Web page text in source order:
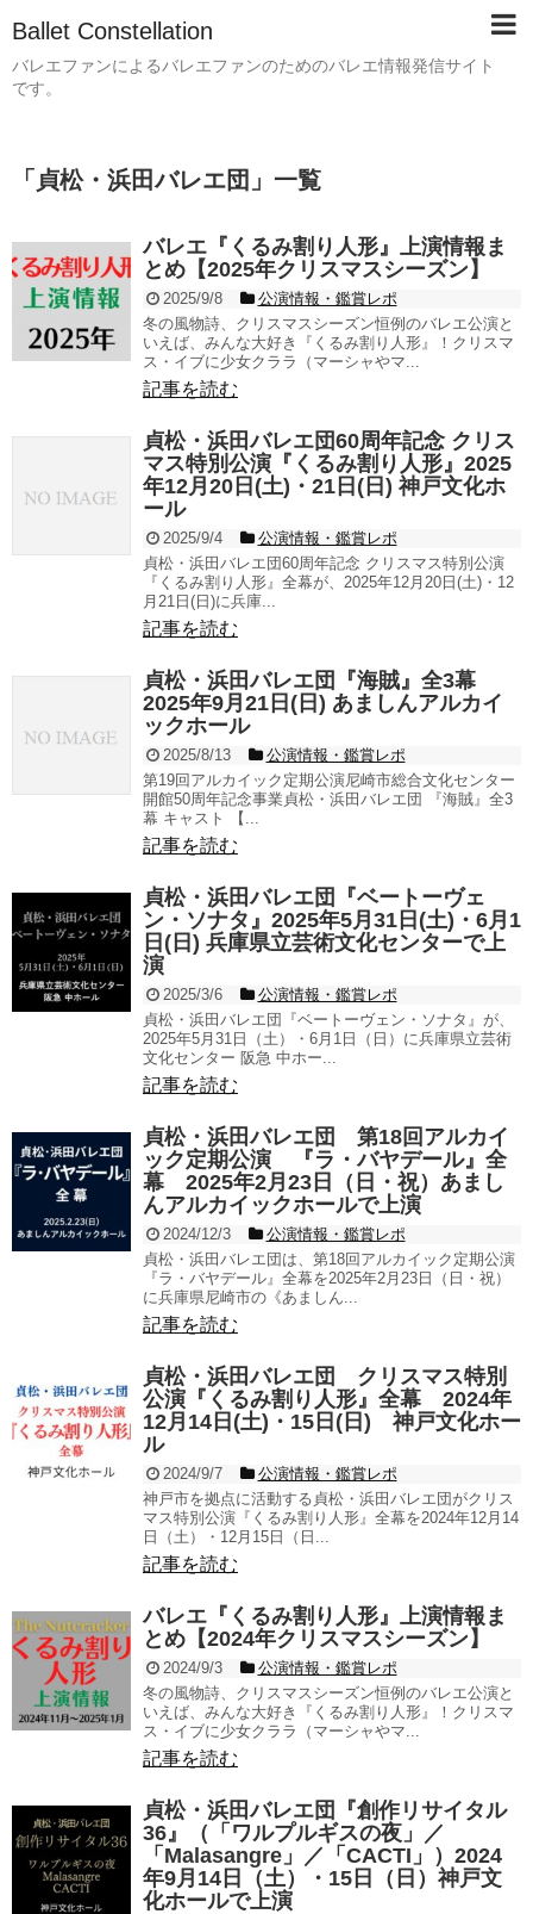
Ballet Constellation
バレエファンによるバレエファンのためのバレエ情報発信サイト
です。
「 貞松・浜田バレエ団 」 一覧
バレエ『くるみ割り人形』上演情報ま
とめ【2025年クリスマスシーズン】
2025/9/8
公演情報・鑑賞レポ
冬の風物詩、クリスマスシーズン恒例のバレエ公演と
いえば、みんな大好き『くるみ割り人形』！クリスマ
ス・イブに少女クララ（マーシャやマ...
記事を読む
貞松・浜田バレエ団60周年記念 クリス
マス特別公演『くるみ割り人形』2025
年12月20日(土)・21日(日) 神戸文化ホ
ール
2025/9/4
公演情報・鑑賞レポ
貞松・浜田バレエ団60周年記念 クリスマス特別公演
『くるみ割り人形』全幕が、2025年12月20日(土)・12
月21日(日)に兵庫...
記事を読む
貞松・浜田バレエ団『海賊』全3幕
2025年9月21日(日) あましんアルカイ
ックホール
2025/8/13
公演情報・鑑賞レポ
第19回アルカイック定期公演尼崎市総合文化センター
開館50周年記念事業貞松・浜田バレエ団 『海賊』全3
幕 キャスト 【...
記事を読む
貞松・浜田バレエ団『ベートーヴェ
ン・ソナタ』2025年5月31日(土)・6月1
日(日) 兵庫県立芸術文化センターで上
演
2025/3/6
公演情報・鑑賞レポ
貞松・浜田バレエ団『ベートーヴェン・ソナタ』が、
2025年5月31日（土）・6月1日（日）に兵庫県立芸術
文化センター 阪急 中ホー...
記事を読む
貞松・浜田バレエ団 第18回アルカイ
ック定期公演 『ラ・バヤデール』全
幕 2025年2月23日（日・祝）あまし
んアルカイックホールで上演
2024/12/3
公演情報・鑑賞レポ
貞松・浜田バレエ団は、第18回アルカイック定期公演
『ラ・バヤデール』全幕を2025年2月23日（日・祝）
に兵庫県尼崎市の《あましん...
記事を読む
貞松・浜田バレエ団 クリスマス特別
公演『くるみ割り人形』全幕 2024年
12月14日(土)・15日(日) 神戸文化ホー
ル
2024/9/7
公演情報・鑑賞レポ
神戸市を拠点に活動する貞松・浜田バレエ団がクリス
マス特別公演『くるみ割り人形』全幕を2024年12月14
日（土）・12月15日（日...
記事を読む
バレエ『くるみ割り人形』上演情報ま
とめ【2024年クリスマスシーズン】
2024/9/3
公演情報・鑑賞レポ
冬の風物詩、クリスマスシーズン恒例のバレエ公演と
いえば、みんな大好き『くるみ割り人形』！クリスマ
ス・イブに少女クララ（マーシャやマ...
記事を読む
貞松・浜田バレエ団『創作リサイタル
36』（「ワルプルギスの夜」／
「Malasangre」／「CACTI」）2024
年9月14日（土）・15日（日）神戸文
化ホールで上演